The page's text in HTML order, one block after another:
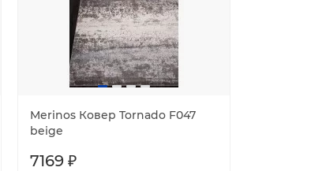
Merinos Ковер Tornado F047
beige
7169 ₽